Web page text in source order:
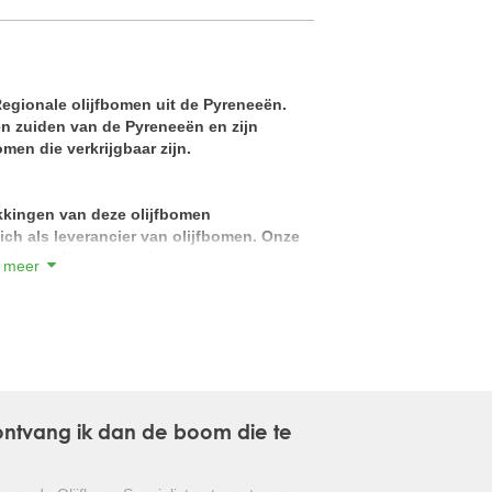
OLIJFWILG
EUCALYPTUS
olijfbomen uit de Pyreneeën.
zuiden van de Pyreneeën en zijn
die verkrijgbaar zijn.
van deze olijfbomen
als leverancier van olijfbomen. Onze
kwaliteit en ondergaan strenge
stamkleur dan een normale Olea
op aarde en vind zijn oorsprong
meer
ik dan de boom die te